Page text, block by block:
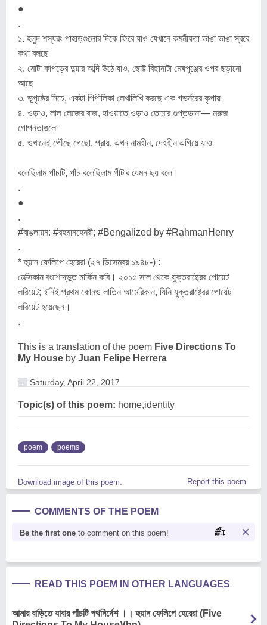
●
.
১. হলুদ শস্যরং পাহাড়গুলোর দিকে ফিরে যাও যেখানে কমনীয়তা ভাঙা ভাঙা স্বরে
কথা বলছে
২. মোটা কাপড়ের দুয়ার অব্দি উঠে যাও, ছোট্ট বিছানাটা মেঘপুঞ্জের ওপর ছড়ানো
আছে
৩. ভূপৃষ্ঠের নিচে, একটা পিপীলিকা লেখালিখি করছে এক গভর্নরের কৃপায়
৪. ওড়াও, লাল লেজের বাজ, হাওয়াতে ওড়াও তোমার গুপ্তডানা— মরুজ
গোপনতাগুলো
৫. ওখানেই পৌঁছে গেছো, প্রায়, এখন নামহীন, দেহহীন এগিয়ে যাও
বলেছিলাম পাঁচটি, পাঁচ বলেছিলাম গীটার যেমন ছয় বলে।
.
●
.
#বাঙলায়ন: #রহমানহেনরী; #Bengalized by #RahmanHenry
.
* হুয়ান ফেলিপে হেরেরা (২৭ ডিসেম্বর ১৯৪৮-) :
মেক্সিকান বংশোদ্ভুত মার্কিন কবি। ২০১৫ সাল থেকে যুক্তরাষ্ট্রের পোয়েট
লরিয়েট; ইনিই প্রথম কোনও লাতিন আমেরিকান, যিনি যুক্তরাষ্ট্রের পোয়েট
লরিয়েট হয়েছেন।
.
This is a translation of the poem Five Directions To
My House by Juan Felipe Herrera
Saturday, April 22, 2017
Topic(s) of this poem: home,identity
poem poems
Download image of this poem. Report this poem
COMMENTS OF THE POEM
Be the first one to comment on this poem!
READ THIS POEM IN OTHER LANGUAGES
আমার বাড়িতে যাবার পাঁচটি পথনির্দেশ ।। হুয়ান ফেলিপে হেরেরা (Five